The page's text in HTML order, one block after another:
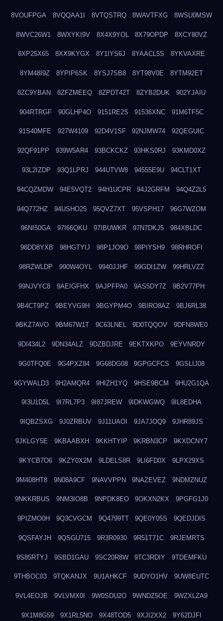
8VOUFPGA 8VQQAA1I 8VTQSTRQ 8WAVTFXG 8WSU0MSW
8WVC26W1 8WXYKI9V 8X4X9YOL 8X79OPDP 8XCY80VZ
8XP25X65 8XX9KYGX 8Y1IYS6J 8YAACL5S 8YKVAXRE
8YM48I9Z 8YPIP6SK 8YSJ7SB8 8YT98V0E 8YTM92ET
8ZC9YBAN 8ZFZMEEQ 8ZPDT42T 8ZYB2DUK 902YJAIU
904RTRGF 90GLHP4O 9151RE2S 91536XNC 91M6TF5C
91S40MFE 927W4109 92D4V1SF 92NJMW74 92QEGUIC
92QF91PP 939W5AR4 93BCKCKZ 93HKS0RJ 93KMD0XZ
93L2IZDP 93Q1LPRJ 944UTVW8 94555E9U 94CLT1XT
94CQZMDW 94E5VQT2 94H1UCPR 94J2GRFM 94Q4Z2L5
94Q772HZ 94USHO25 95QVZ7XT 95VSPH17 96G7WZOM
96NI50GA 97I66QKU 97IBUWKR 97N7DKJ5 984XBLDC
98DD8YXB 98HGTYIJ 98P1JO9O 98PIYSH9 98RHROFI
98RZWLDP 990W4OYL 9940JJHF 99GDI1ZW 99HRLVZZ
99NJVYC8 9AEIGFHX 9AJPFPA0 9AS5DY7Z 9B2V77PH
9B4CT9PZ 9BEYVG9H 9BGYPM4O 9BIRO8AZ 9BJ6RL38
9BKZ7AVO 9BM67W1T 9C63LNEL 9D0TQQOV 9DFN8WE0
9DI434L2 9DN34ALZ 9DZBDJRE 9EKTXKPO 9EYVNRDY
9G0TFQ0E 9G4PXZ84 9G68DG08 9GPGCFCS 9GSLIJ08
9GYWALD3 9H2AMQR4 9HIZH1YQ 9HSE9BCM 9HU2G1QA
9I3U1D5L 9I7RL7P3 9I87JREW 9IDKWGWQ 9IL8EDHA
9IQBZSXG 9J0ZRBUV 9J11UAOI 9JA7JOQ9 9JHR89JS
9JKLGY5E 9KBAABXH 9KKHTYIP 9KRBN3CP 9KXDCNY7
9KYCB7O6 9KZY0X2M 9LDELS8R 9LI6FD0X 9LPX29XS
9M408HT8 9N08A9CF 9NAVVPPN 9NAZEVEZ 9NDMZNUZ
9NKKRBUS 9NM3IO8B 9NPDK8EO 9OKXN2KX 9PGFG1J0
9PIZMO0H 9Q3CVGCM 9Q4799TT 9QE0Y05S 9QEDJDIS
9QSFAYJH 9QSGU715 9R3R0930 9R51T71C 9RJEMRTS
9S85RTYJ 9SBD1GAU 9SC20R8W 9TC3RDIY 9TDEMFKU
9THBOC03 9TQKANJX 9U1AHKCF 9UDYO1HV 9UW8EUTC
9VL4EOJB 9VLVMX0I 9W0SDU2O 9WNDZ5OE 9WZXLZA9
9X1M8G59 9X1RL5NO 9X48TOD5 9XJI2XX2 9Y62DJFI